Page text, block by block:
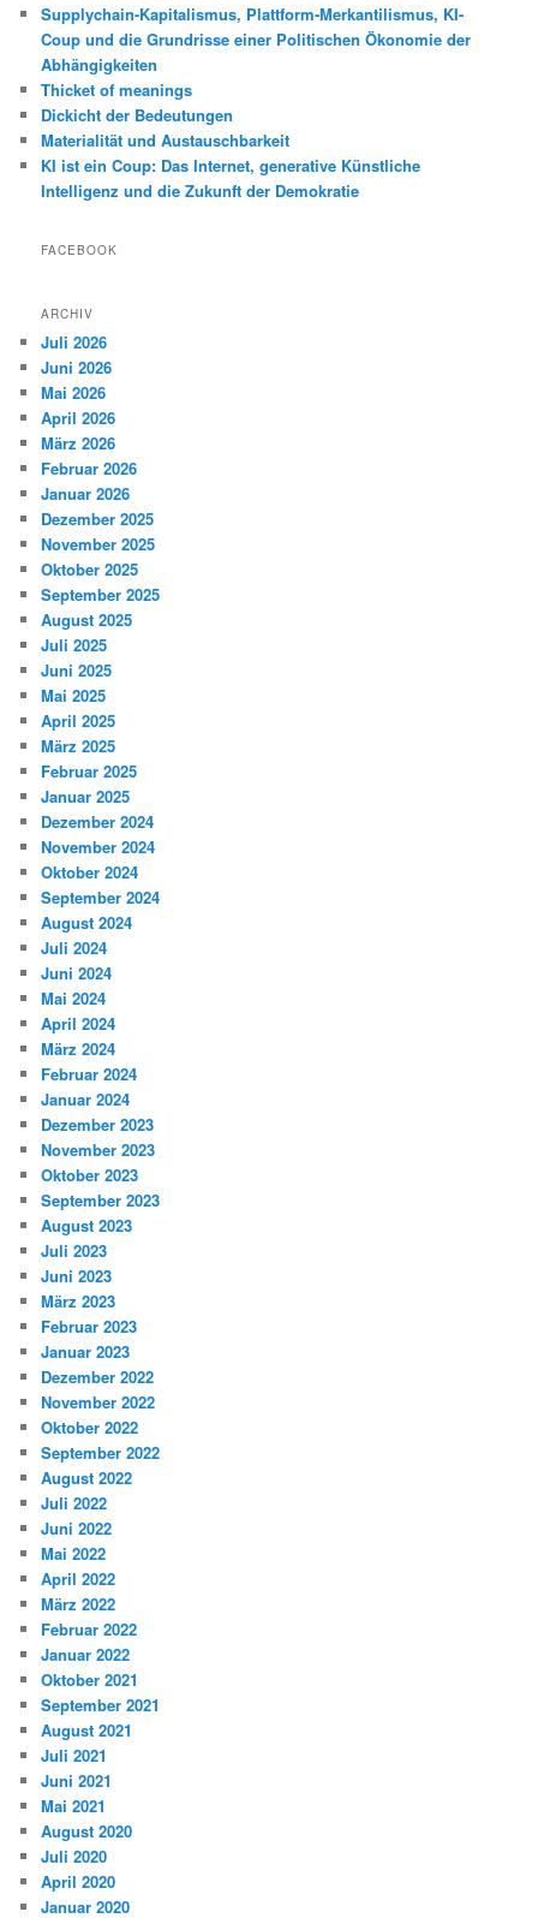
Supplychain-Kapitalismus, Plattform-Merkantilismus, KI-
Coup und die Grundrisse einer Politischen Ökonomie der
Abhängigkeiten
Thicket of meanings
Dickicht der Bedeutungen
Materialität und Austauschbarkeit
KI ist ein Coup: Das Internet, generative Künstliche
Intelligenz und die Zukunft der Demokratie
FACEBOOK
ARCHIV
Juli 2026
Juni 2026
Mai 2026
April 2026
März 2026
Februar 2026
Januar 2026
Dezember 2025
November 2025
Oktober 2025
September 2025
August 2025
Juli 2025
Juni 2025
Mai 2025
April 2025
März 2025
Februar 2025
Januar 2025
Dezember 2024
November 2024
Oktober 2024
September 2024
August 2024
Juli 2024
Juni 2024
Mai 2024
April 2024
März 2024
Februar 2024
Januar 2024
Dezember 2023
November 2023
Oktober 2023
September 2023
August 2023
Juli 2023
Juni 2023
März 2023
Februar 2023
Januar 2023
Dezember 2022
November 2022
Oktober 2022
September 2022
August 2022
Juli 2022
Juni 2022
Mai 2022
April 2022
März 2022
Februar 2022
Januar 2022
Oktober 2021
September 2021
August 2021
Juli 2021
Juni 2021
Mai 2021
August 2020
Juli 2020
April 2020
Januar 2020